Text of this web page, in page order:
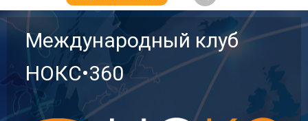
Международный клуб
НОКС•360